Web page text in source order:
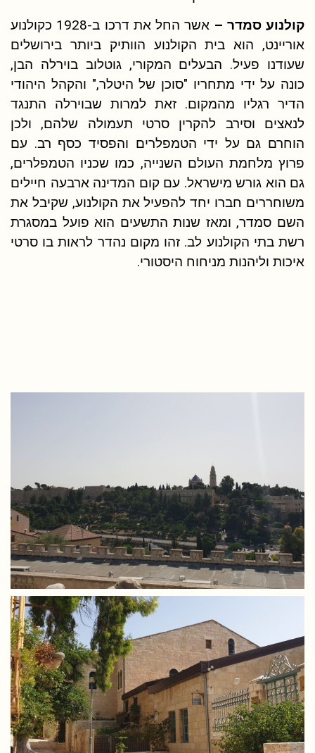
קולנוע סמדר –
אשר החל את דרכו ב-1928 כקולנוע
אוריינט, הוא בית הקולנוע הוותיק ביותר בירושלים
שעודנו פעיל. הבעלים המקורי, גוטלוב בוירלה הבן,
כונה על ידי מתחריו "סוכן של היטלר," והקהל היהודי
הדיר רגליו מהמקום. זאת למרות שבוירלה התנגד
לנאצים וסירב להקרין סרטי תעמולה שלהם, ולכן
הוחרם גם על ידי הטמפלרים והפסיד כסף רב. עם
פרוץ מלחמת העולם השנייה, כמו שכניו הטמפלרים,
גם הוא גורש מישראל. עם קום המדינה ארבעה חיילים
משוחררים חברו יחד להפעיל את הקולנוע, שקיבל את
השם סמדר, ומאז שנות התשעים הוא פועל במסגרת
רשת בתי הקולנוע לב. זהו מקום נהדר לראות בו סרטי
איכות וליהנות מניחוח היסטורי.